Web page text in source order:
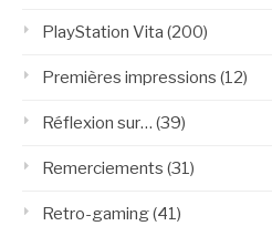
PlayStation Vita (200)
Premières impressions (12)
Réflexion sur… (39)
Remerciements (31)
Retro-gaming(41)